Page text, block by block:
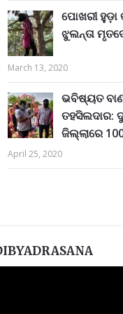
ପୋଖରୀ
ଝୁଲନ୍ତା
March 13, 2020
ଭବିଷ୍ୟତ
ତହସିଲଦାର:
ଜିଲ୍ଲାରେ
April 25, 2020